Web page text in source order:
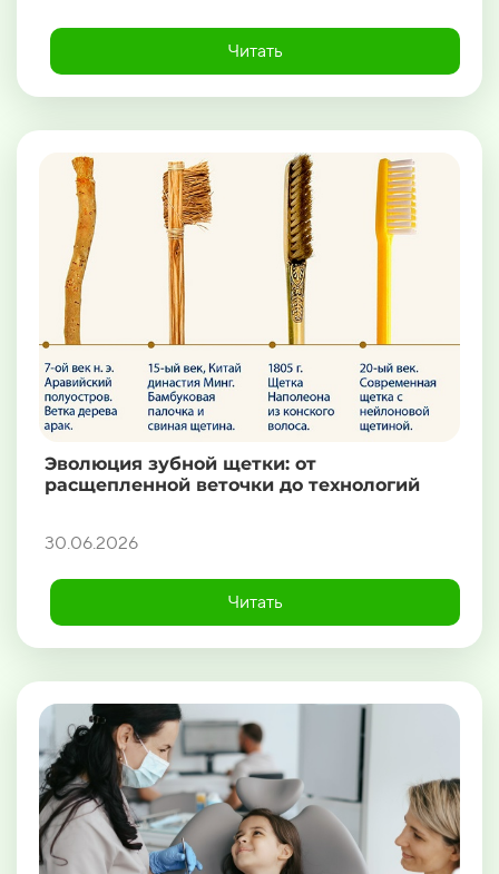
Читать
Эволюция зубной щетки: от
расщепленной веточки до технологий
30.06.2026
Читать